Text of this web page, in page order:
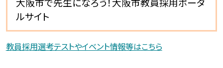
ルサイト
教員採用選考テストやイベント情報等はこちら